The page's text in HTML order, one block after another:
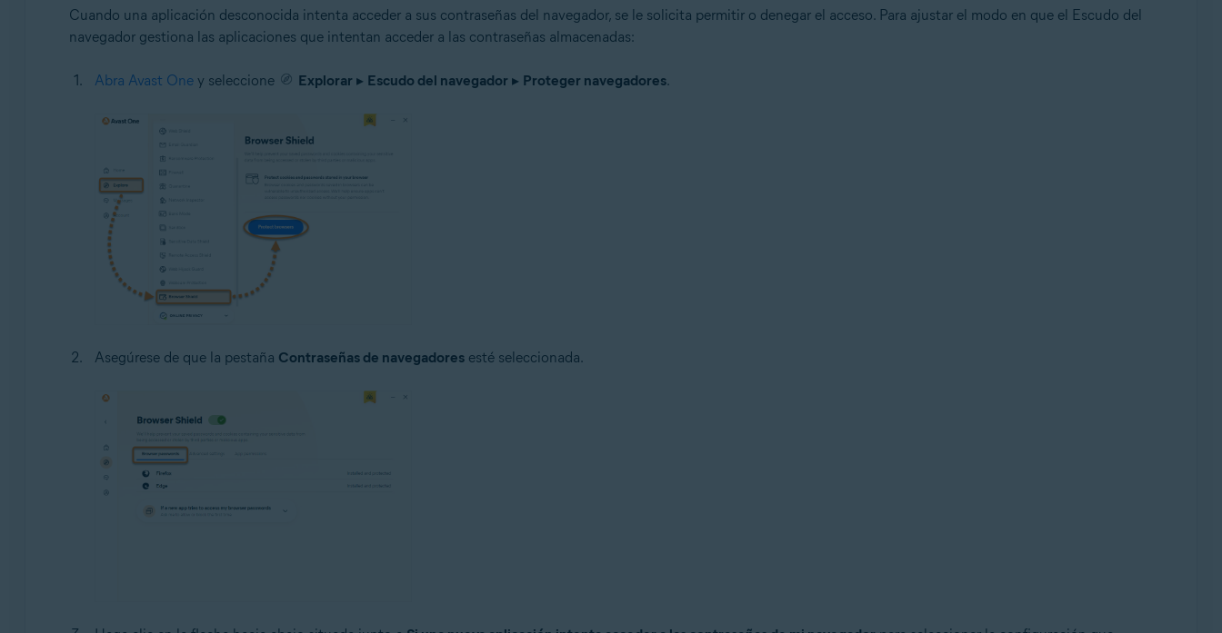
Cuando una aplicación desconocida intenta acceder a sus contraseñas del navegador, se le solicita permitir o denegar el acceso. Para ajustar el modo en que el Escudo del
navegador gestiona las aplicaciones que intentan acceder a las contraseñas almacenadas:
Abra Avast Oney seleccione Explorar ▸ Escudo del navegador ▸ Proteger navegadores.
Asegúrese de que la pestaña Contraseñas de navegadoresesté seleccionada.